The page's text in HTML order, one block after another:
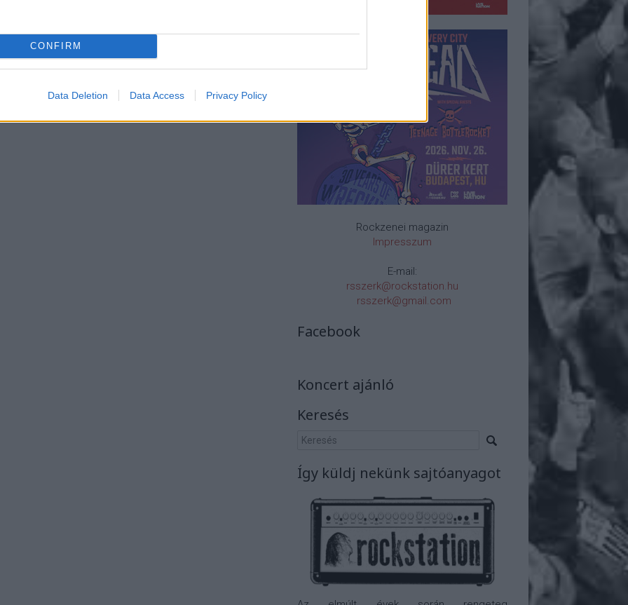
CONFIRM
Data Deletion Data Access Privacy Policy
Rockzenei magazin
Impresszum
E-mail:
rsszerk@rockstation.hu
rsszerk@gmail.com
Facebook
Koncert ajánló
Keresés
Így küldj nekünk sajtóanyagot